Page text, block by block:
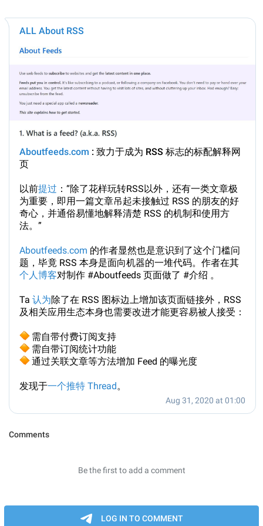
ALL About RSS
Aboutfeeds.com : 致力于成为 RSS 标志的标配解释网
页
以前提过 ：“除了花样玩转RSS以外，还有一类文章极
为重要，即用一篇文章吊起未接触过 RSS 的朋友的好
奇心，并通俗易懂地解释清楚 RSS 的机制和使用方
法。”
Aboutfeeds.com 的作者显然也是意识到了这个门槛问
题，毕竟 RSS 本身是面向机器的一堆代码。作者在其
个人博客对制作 #Aboutfeeds 页面做了 #介绍 。
Ta 认为除了在 RSS 图标边上增加该页面链接外，RSS
及相关应用生态本身也需要改进才能更容易被人接受：
需自带付费订阅支持
需自带订阅统计功能
通过关联文章等方法增加 Feed 的曝光度
发现于一个推特 Thread。
Aug 31, 2020 at 01:00
Comments
Be the first to add a comment
LOG IN TO COMMENT